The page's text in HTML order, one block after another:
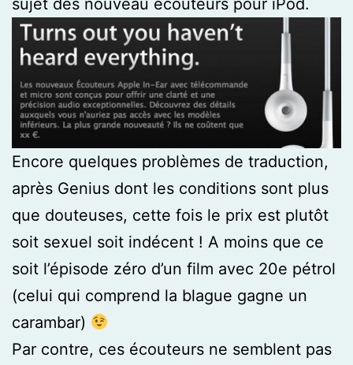
Encore quelques problèmes de traduction,
après Genius dont les conditions sont plus
que douteuses, cette fois le prix est plutôt
soit sexuel soit indécent ! A moins que ce
soit l’épisode zéro d’un film avec 20e pétrol
(celui qui comprend la blague gagne un
carambar)
Par contre, ces écouteurs ne semblent pas